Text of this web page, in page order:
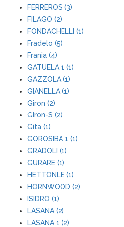
FERREROS (3)
FILAGO (2)
FONDACHELLI (1)
Fradelo (5)
Frania (4)
GATUELA 1 (1)
GAZZOLA (1)
GIANELLA (1)
Giron (2)
Giron-S (2)
Gita (1)
GOROSIBA 1 (1)
GRADOLI (1)
GURARE (1)
HETTONLE (1)
HORNWOOD (2)
ISIDRO (1)
LASANA (2)
LASANA 1 (2)